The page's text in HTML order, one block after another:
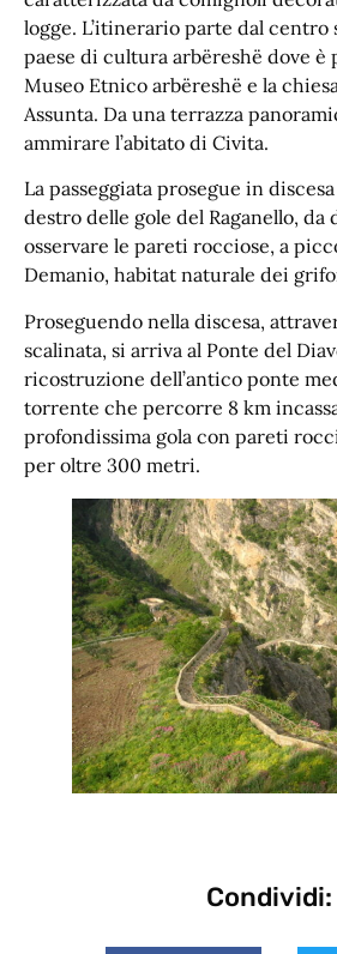
logge. L’itinerario parte dal
paese di cultura arbëreshë dove è
Museo Etnico arbëreshë e la
Assunta. Da una terrazza
ammirare l’abitato di Civita.
La passeggiata prosegue in
destro delle gole del Raganello, da
osservare le pareti rocciose, a
Demanio, habitat naturale dei
Proseguendo nella discesa,
scalinata, si arriva al Ponte del
ricostruzione dell’antico ponte
torrente che percorre 8 km
profondissima gola con pareti
per oltre 300 metri.
Condividi: